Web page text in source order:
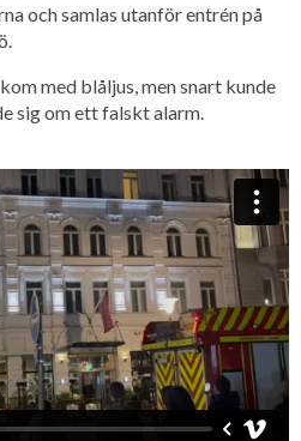
och samlas utanför entrén på
med blåljus, men snart kunde
sig om ett falskt alarm.